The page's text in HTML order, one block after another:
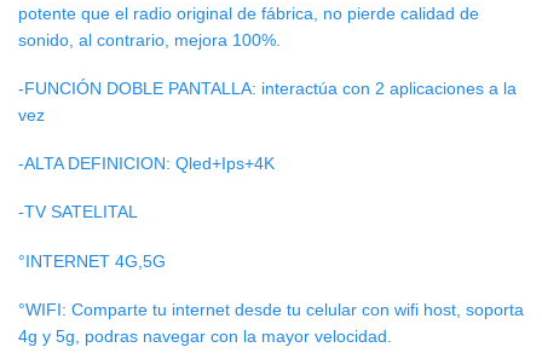
potente que el radio original de fábrica, no pierde calidad de
sonido, al contrario, mejora 100%.
-FUNCIÓN DOBLE PANTALLA: interactúa con 2 aplicaciones a la
vez
-ALTA DEFINICION: Qled+Ips+4K
-TV SATELITAL
°INTERNET 4G,5G
°WIFI: Comparte tu internet desde tu celular con wifi host, soporta
4g y 5g, podras navegar con la mayor velocidad.